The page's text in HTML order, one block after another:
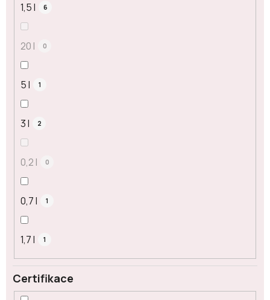
1,5 l 6
20 l 0
5 l 1
3 l 2
0,2 l 0
0,7 l 1
1,7 l 1
Certifikace